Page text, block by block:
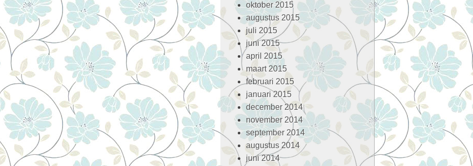
oktober 2015
augustus 2015
juli 2015
juni 2015
april 2015
maart 2015
februari 2015
januari 2015
december 2014
november 2014
september 2014
augustus 2014
juni 2014